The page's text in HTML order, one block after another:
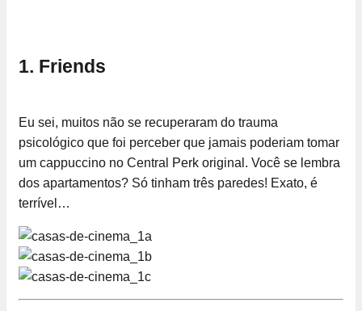
1. Friends
Eu sei, muitos não se recuperaram do trauma
psicológico que foi perceber que jamais poderiam tomar
um cappuccino no Central Perk original. Você se lembra
dos apartamentos? Só tinham três paredes! Exato, é
terrível…